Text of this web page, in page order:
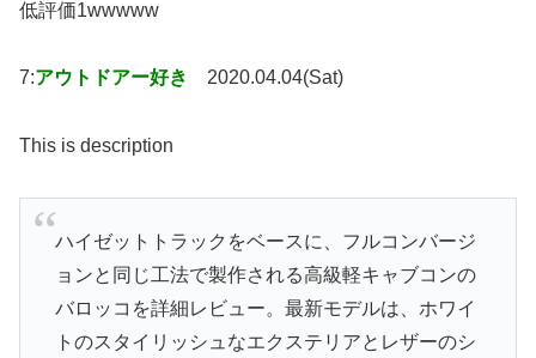
低評価1wwwww
7:アウトドアー好き 2020.04.04(Sat)
This is description
ハイゼットトラックをベースに、フルコンバージ
ョンと同じ工法で製作される高級軽キャブコンの
バロッコを詳細レビュー。最新モデルは、ホワイ
トのスタイリッシュなエクステリアとレザーのシ